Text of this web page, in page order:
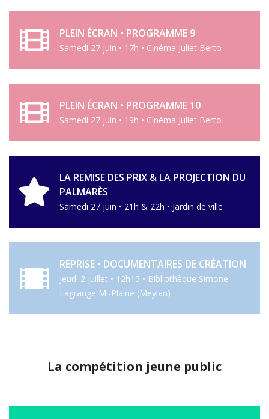
PLEIN ÉCRAN • PROGRAMME 9
Samedi 27 juin • 17h • Cinéma Juliet Berto
PLEIN ÉCRAN • PROGRAMME 10
Samedi 27 juin • 19h • Cinéma Juliet Berto
LA REMISE DES PRIX & LA PROJECTION DU
PALMARÈS
Samedi 27 juin • 21h & 22h • Jardin de ville
REPRISE • DOCUMENTAIRES DE CRÉATION
Jeudi 2 juillet • 12h15 • Bibliothèque Simone
Lagrange Mi-Plaine (Meylan)
La compétition jeune public